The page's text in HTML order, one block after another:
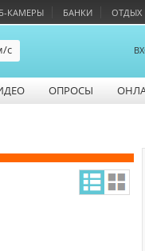
КАМЕРЫ БАНКИ ОТДЫХ
с
ОПРОСЫ